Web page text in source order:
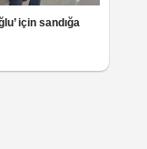
için sandığa